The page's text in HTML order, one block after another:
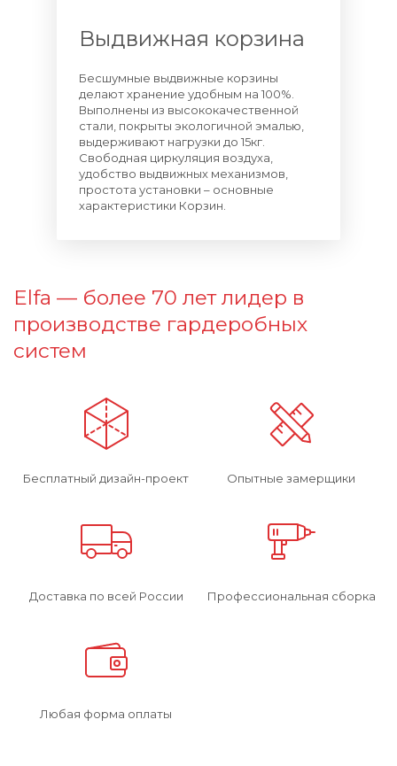
Выдвижная корзина
Бесшумные выдвижные корзины
делают хранение удобным на 100%.
Выполнены из высококачественной
стали, покрыты экологичной эмалью,
выдерживают нагрузки до 15кг.
Свободная циркуляция воздуха,
удобство выдвижных механизмов,
простота установки – основные
характеристики Корзин.
Elfa — более 70 лет лидер в
производстве гардеробных
систем
Бесплатный дизайн-проект Опытные замерщики
Доставка по всей России Профессиональная сборка
Любая форма оплаты